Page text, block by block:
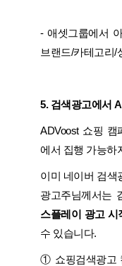
- 애셋그룹에서
브랜드/카테고리/
5. 검색광고에서
ADVoost 쇼핑 캠
에서 집행 가능하
이미 네이버 검색
광고주님께서는
스플레이 광고 시
수 있습니다.
① 쇼핑검색광고